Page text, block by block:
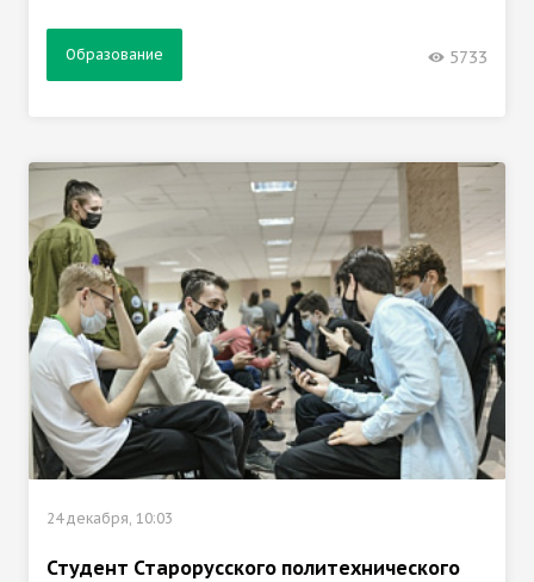
Образование 5733
24 декабря, 10:03
Студент Старорусского политехнического